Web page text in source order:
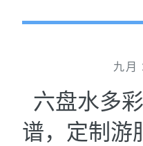
九月
六盘水多
谱，定制游